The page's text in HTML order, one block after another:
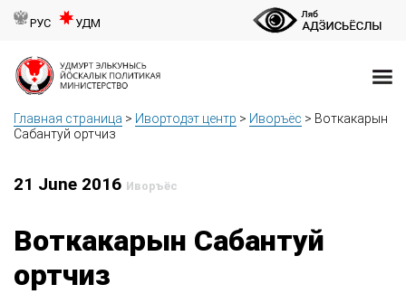
РУС УДМ
Главная страница > Ивортодэт центр > Иворъёс > Воткакарын
Сабантуй ортчиз
21 June 2016 Иворъёс
Воткакарын Сабантуй
ортчиз